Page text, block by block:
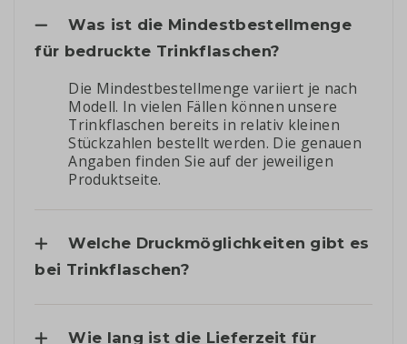
Was ist die Mindestbestellmenge
für bedruckte Trinkflaschen?
Die Mindestbestellmenge variiert je nach
Modell. In vielen Fällen können unsere
Trinkflaschen bereits in relativ kleinen
Stückzahlen bestellt werden. Die genauen
Angaben finden Sie auf der jeweiligen
Produktseite.
Welche Druckmöglichkeiten gibt es
bei Trinkflaschen?
Wie lang ist die Lieferzeit für